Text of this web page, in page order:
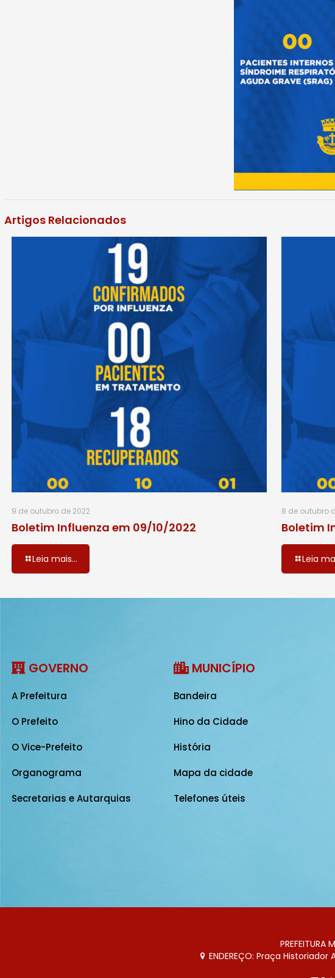
Artigos Relacionados
9 de outubro de 2022
Boletim Influenza em 09/10/2022
Leia mais...
8 de outubro
Boletim
Leia
GOVERNO
A Prefeitura
O Prefeito
O Vice-Prefeito
Organograma
Secretarias e Autarquias
MUNICÍPIO
Bandeira
Hino da Cidade
História
Mapa da cidade
Telefones úteis
ENDEREÇO: Praça